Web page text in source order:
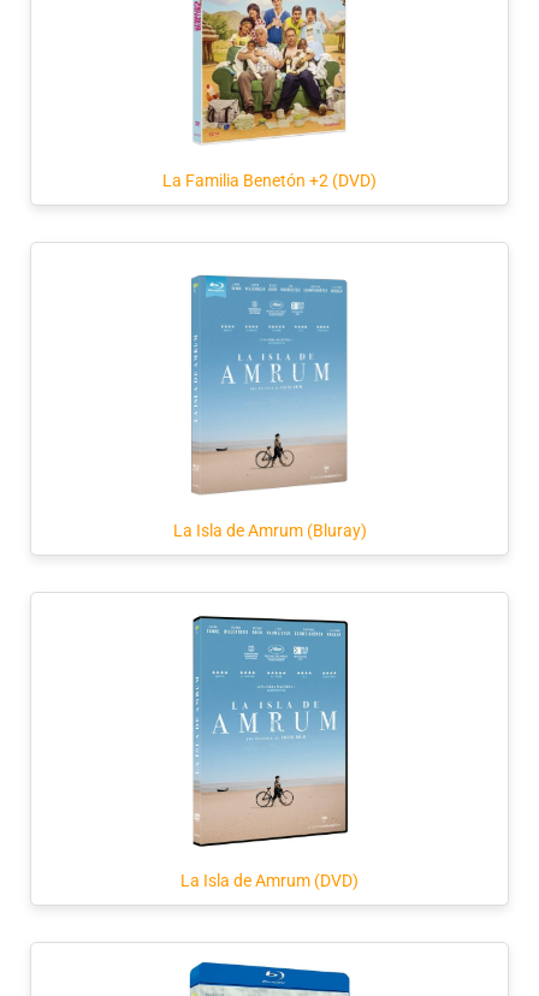
La Familia Benetón +2 (DVD)
La Isla de Amrum (Bluray)
La Isla de Amrum (DVD)